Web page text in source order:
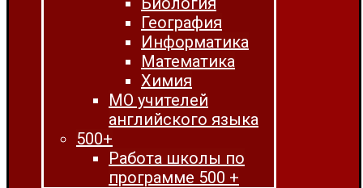
География
Информатика
Математика
Химия
МО учителей
английского языка
500+
Работа школы по
программе 500 +